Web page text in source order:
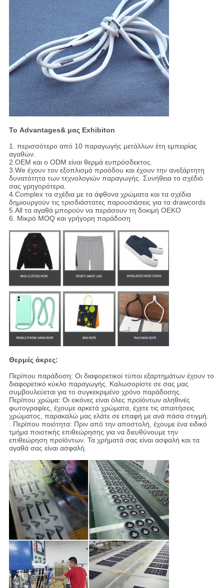
Το Advantages& μας Exhibiton
1. περισσότερο από 10 παραγωγής μετάλλων έτη εμπειρίας
αγαθών.
2.OEM και ο ODM είναι θερμά ευπρόσδεκτος.
3.We έχουν τον εξοπλισμό προόδου και έχουν την ανεξάρτητη
δυνατότητα των τεχνολογιών παραγωγής. Συνήθεια το σχέδιό
σας γρηγορότερα.
4.Complex τα σχέδια με τα άφθονα χρώματα και τα σχέδια
δημιουργούν τις τρισδιάστατες παρουσιάσεις για τα drawcords
5.All τα αγαθά μπορούν να περάσουν τη δοκιμή OEKO
6. Μικρό MOQ και γρήγορη παράδοση
Θερμές άκρες:
Περίπου παράδοση: Οι διαφορετικοί τύποι εξαρτημάτων έχουν το
διαφορετικό κύκλο παραγωγής. Καλωσορίστε σε σας μας
συμβουλεύεται για το συγκεκριμένο χρόνο παράδοσης.
Περίπου χρώμα: Οι εικόνες είναι όλες προϊόντων αληθινές
φωτογραφίες, έχουμε αρκετά χρώματα, έχετε τις απαιτήσεις
χρώματος, παρακαλώ μας ελάτε σε επαφή με ανά πάσα στιγμή.
. Περίπου ποιότητα: Πριν από την αποστολή, έχουμε ένα ειδικό
τμήμα ποιοτικής επιθεώρησης για να διευθύνουμε την
επιθεώρηση προϊόντων. Τα χρήματά σας είναι ασφαλή και τα
αγαθά σας είναι ασφαλή.